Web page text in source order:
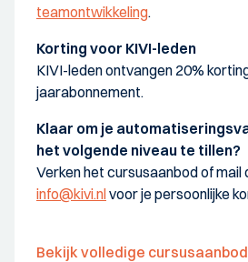
teamontwikkeling.
Korting voor KIVI-leden
KIVI-leden ontvangen 20%
jaarabonnement.
Klaar om je
het volgende niveau te tillen?
Verken het cursusaanbod of mail
info@kivi.nlvoor je persoonlijke
Bekijk volledige cursusaanbod